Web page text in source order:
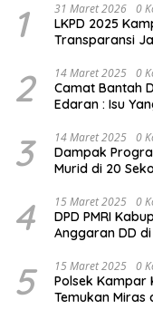
1 31 Maret 2026 0
LKPD 2025
Transparansi
2 14 Maret 2025 0
Camat Bantah
Edaran : Isu
3 14 Maret 2025 0
Dampak
Murid di 20
4 15 Maret 2025 0
DPD PMRI
Anggaran DD
5 15 Maret 2025 0
Polsek Kampar
Temukan Miras